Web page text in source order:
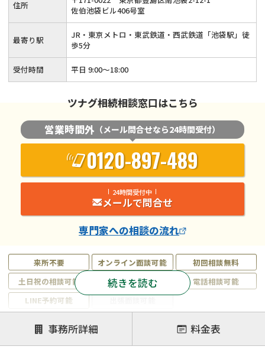
士が丁寧に対応いたします！
来所不要 オンライン面談可能
初回相談無料
土日祝の相談可能
19時以降電話可能
電話相談可能
LINE予約可能
注力案件
遺言書作成・遺言執行
相続放棄
相続登記
続きを読む
住所
佐伯池袋ビル406号室
最寄り駅
JR・東京メトロ・東武鉄道・西武鉄道「池袋駅」徒
歩5分
受付時間 平日 9:00～18:00
ツナグ相続相談窓口はこちら
営業時間外 （メール問合せなら24時間受付）
0120-897-489
24時間受付中
メールで問合せ
専門家への相談の流れ
事務所詳細 料金表